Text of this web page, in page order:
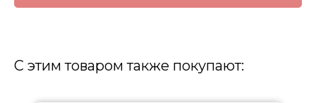
С этим товаром также покупают: